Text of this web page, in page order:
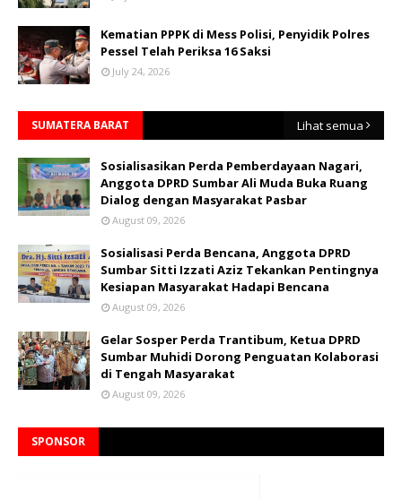
Kematian PPPK di Mess Polisi, Penyidik Polres
Pessel Telah Periksa 16 Saksi
July 24, 2026
SUMATERA BARAT Lihat semua
Sosialisasikan Perda Pemberdayaan Nagari,
Anggota DPRD Sumbar Ali Muda Buka Ruang
Dialog dengan Masyarakat Pasbar
August 09, 2026
Sosialisasi Perda Bencana, Anggota DPRD
Sumbar Sitti Izzati Aziz Tekankan Pentingnya
Kesiapan Masyarakat Hadapi Bencana
August 09, 2026
Gelar Sosper Perda Trantibum, Ketua DPRD
Sumbar Muhidi Dorong Penguatan Kolaborasi
di Tengah Masyarakat
August 09, 2026
SPONSOR